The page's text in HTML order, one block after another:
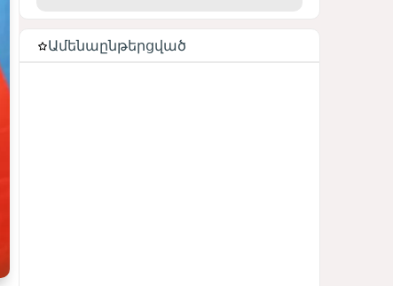
Ամենաընթերցված